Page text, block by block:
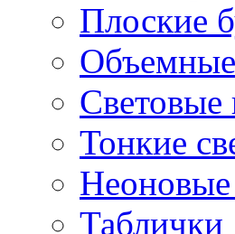
Плоские
Световые
Тонкие
Таблички